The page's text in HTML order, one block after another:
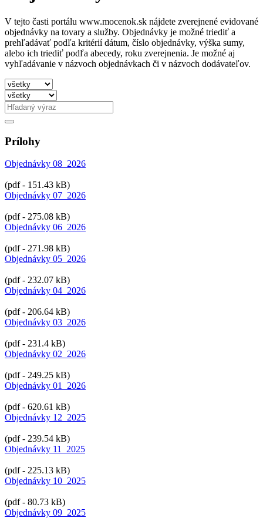
V tejto časti portálu www.mocenok.sk nájdete zverejnené evidované
objednávky na tovary a služby. Objednávky je možné triediť a
prehľadávať podľa kritérií dátum, číslo objednávky, výška sumy,
alebo ich triediť podľa abecedy, roku zverejnenia. Je možné aj
vyhľadávanie v názvoch objednávkach či v názvoch dodávateľov.
Prílohy
Objednávky 08_2026
(pdf - 151.43 kB)
Objednávky 07_2026
(pdf - 275.08 kB)
Objednávky 06_2026
(pdf - 271.98 kB)
Objednávky 05_2026
(pdf - 232.07 kB)
Objednávky 04_2026
(pdf - 206.64 kB)
Objednávky 03_2026
(pdf - 231.4 kB)
Objednávky 02_2026
(pdf - 249.25 kB)
Objednávky 01_2026
(pdf - 620.61 kB)
Objednávky 12_2025
(pdf - 239.54 kB)
Objednávky 11_2025
(pdf - 225.13 kB)
Objednávky 10_2025
(pdf - 80.73 kB)
Objednávky 09_2025